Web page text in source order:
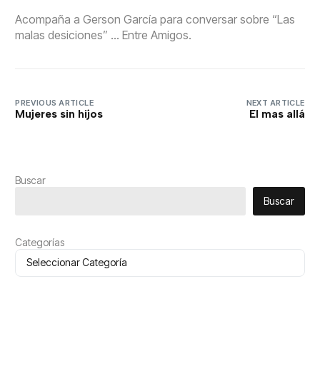
Acompaña a Gerson García para conversar sobre “Las
malas desiciones” … Entre Amigos.
PREVIOUS ARTICLE
Mujeres sin hijos
NEXT ARTICLE
El mas allá
Buscar
Buscar
Categorías